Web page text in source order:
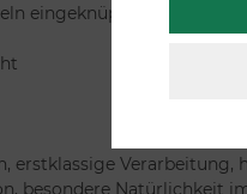
eingeknüpft
erstklassige Verarbeitung,
besondere Natürlichkeit